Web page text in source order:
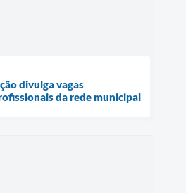
divulga vagas
da rede municipal